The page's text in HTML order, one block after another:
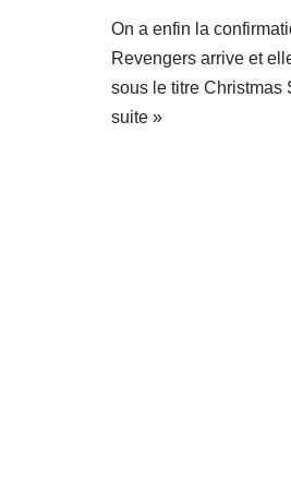
On a enfin la
Revengers arrive et
sous le titre
suite »